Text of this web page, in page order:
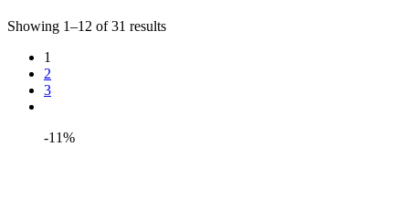
Showing 1–12 of 31 results
1
2
3
-11%